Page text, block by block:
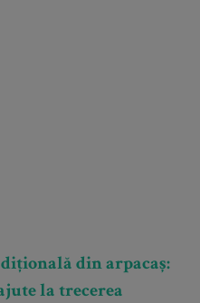
din arpacaș:
la trecerea